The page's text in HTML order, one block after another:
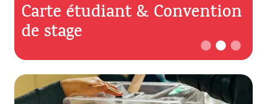
Carte étudiant & Convention
de stage